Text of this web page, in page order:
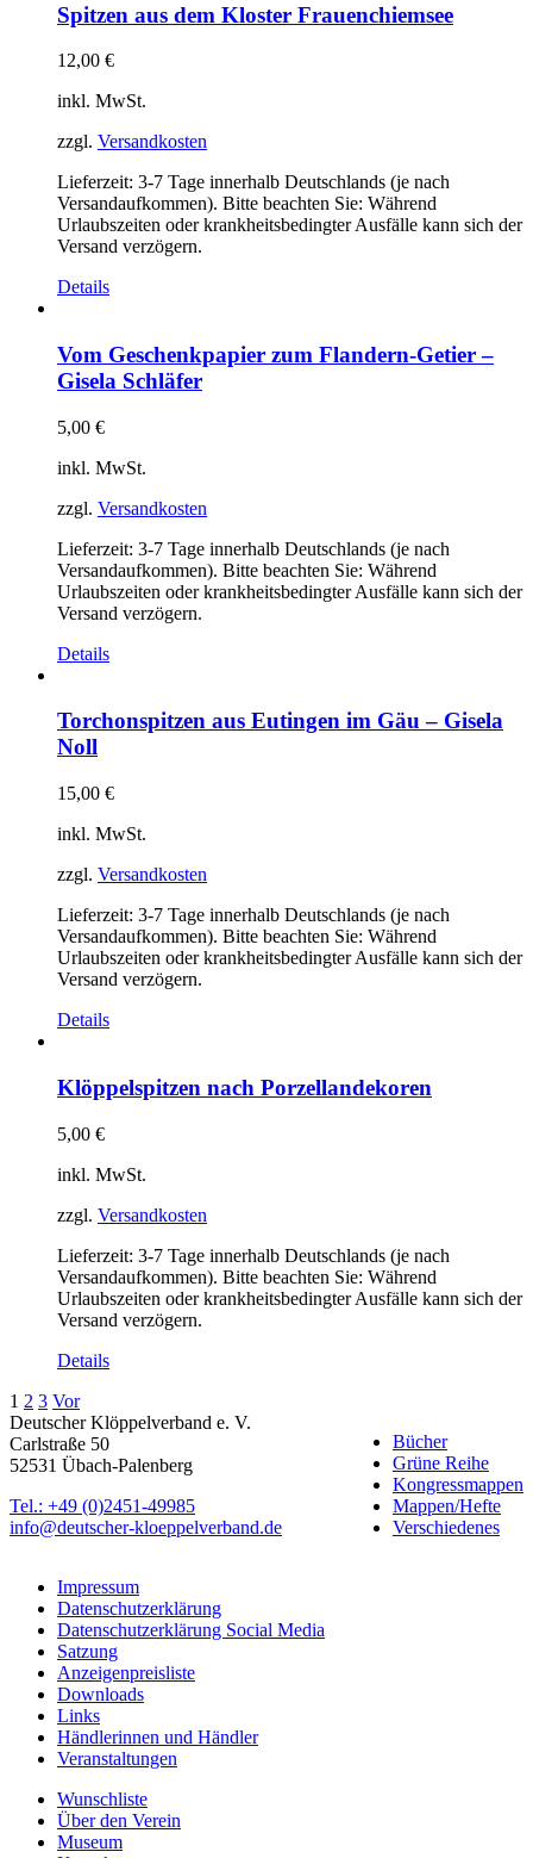
Spitzen aus dem Kloster Frauenchiemsee
12,00 €
inkl. MwSt.
zzgl. Versandkosten
Lieferzeit: 3-7 Tage innerhalb Deutschlands (je nach
Versandaufkommen). Bitte beachten Sie: Während
Urlaubszeiten oder krankheitsbedingter Ausfälle kann sich der
Versand verzögern.
Details
Vom Geschenkpapier zum Flandern-Getier –
Gisela Schläfer
5,00 €
inkl. MwSt.
zzgl. Versandkosten
Lieferzeit: 3-7 Tage innerhalb Deutschlands (je nach
Versandaufkommen). Bitte beachten Sie: Während
Urlaubszeiten oder krankheitsbedingter Ausfälle kann sich der
Versand verzögern.
Details
Torchonspitzen aus Eutingen im Gäu – Gisela
Noll
15,00 €
inkl. MwSt.
zzgl. Versandkosten
Lieferzeit: 3-7 Tage innerhalb Deutschlands (je nach
Versandaufkommen). Bitte beachten Sie: Während
Urlaubszeiten oder krankheitsbedingter Ausfälle kann sich der
Versand verzögern.
Details
Klöppelspitzen nach Porzellandekoren
5,00 €
inkl. MwSt.
zzgl. Versandkosten
Lieferzeit: 3-7 Tage innerhalb Deutschlands (je nach
Versandaufkommen). Bitte beachten Sie: Während
Urlaubszeiten oder krankheitsbedingter Ausfälle kann sich der
Versand verzögern.
Details
1 2 3 Vor
Bücher
Grüne Reihe
Kongressmappen
Mappen/Hefte
Verschiedenes
Deutscher Klöppelverband e. V.
Carlstraße 50
52531 Übach-Palenberg
Tel.: +49 (0)2451-49985
info@deutscher-kloeppelverband.de
Impressum
Datenschutzerklärung
Datenschutzerklärung Social Media
Satzung
Anzeigenpreisliste
Downloads
Links
Händlerinnen und Händler
Veranstaltungen
Wunschliste
Über den Verein
Museum